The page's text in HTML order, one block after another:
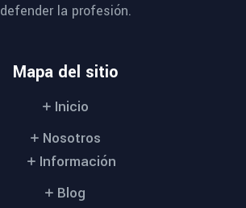
defender la profesión.
Mapa del sitio
Inicio
Nosotros
Información
Blog